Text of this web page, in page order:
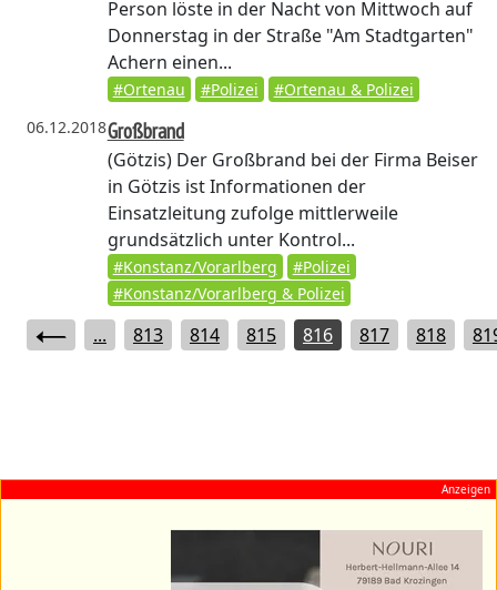
Person löste in der Nacht von Mittwoch auf
Donnerstag in der Straße "Am Stadtgarten"
Achern einen...
#Ortenau #Polizei
#Ortenau & Polizei
06.12.2018Großbrand
(Götzis)Der Großbrand bei der Firma Beiser
in Götzis ist Informationen der
Einsatzleitung zufolge mittlerweile
grundsätzlich unter Kontrol...
#Konstanz/Vorarlberg
#Polizei
#Konstanz/Vorarlberg & Polizei
... 813 814 815 816 817 818
Anzeigen